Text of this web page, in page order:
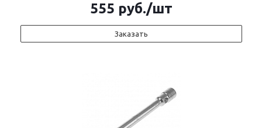
555 руб./шт
Заказать